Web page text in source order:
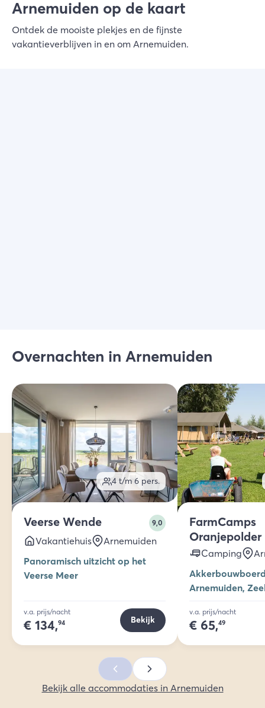
Arnemuiden op de kaart
Ontdek de mooiste plekjes en de fijnste
vakantieverblijven in en om Arnemuiden.
Overnachten in Arnemuiden
4 t/m 6 pers.
Veerse Wende 9,0
Vakantiehuis
Arnemuiden
Panoramisch uitzicht op het
Veerse Meer
v.a. prijs/nacht
€ 134,94 Bekijk
FarmCamps
Oranjepolder
Camping
Arnemuiden,
v.a. prijs/nacht
€ 65,49
Bekijk alle accommodaties in Arnemuiden